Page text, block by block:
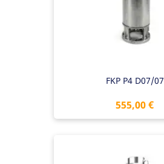
FKP P4 D07/07
Preis
555,00 €